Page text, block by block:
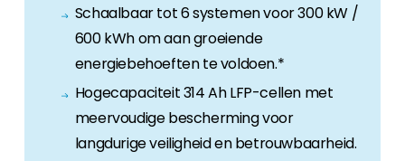
Schaalbaar tot 6 systemen voor 300 kW /
600 kWh om aan groeiende
energiebehoeften te voldoen.*
Hogecapaciteit 314 Ah LFP-cellen met
meervoudige bescherming voor
langdurige veiligheid en betrouwbaarheid.